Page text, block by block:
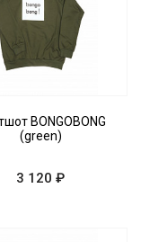
BONGOBONG
(green)
3 120 ₽